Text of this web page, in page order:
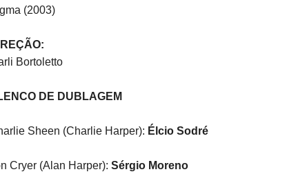
(2003)
Bortoletto
DE DUBLAGEM
Sheen (Charlie Harper): Élcio Sodré
Cryer (Alan Harper): Sérgio Moreno